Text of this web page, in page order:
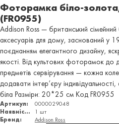
Фоторамка біло-
(FR0955)
Addison Ross — британський
аксесуарів для дому, заснований у
поєднанням елегантного дизайну,
якості. Від культових фоторамок до
предметів сервірування — кожна
додавати інтер’єру
біла Разміри: 20*25 см Код FR0955
Артикул:
0000029048
Наявність:
1 шт
Бренд:
Addison Ross